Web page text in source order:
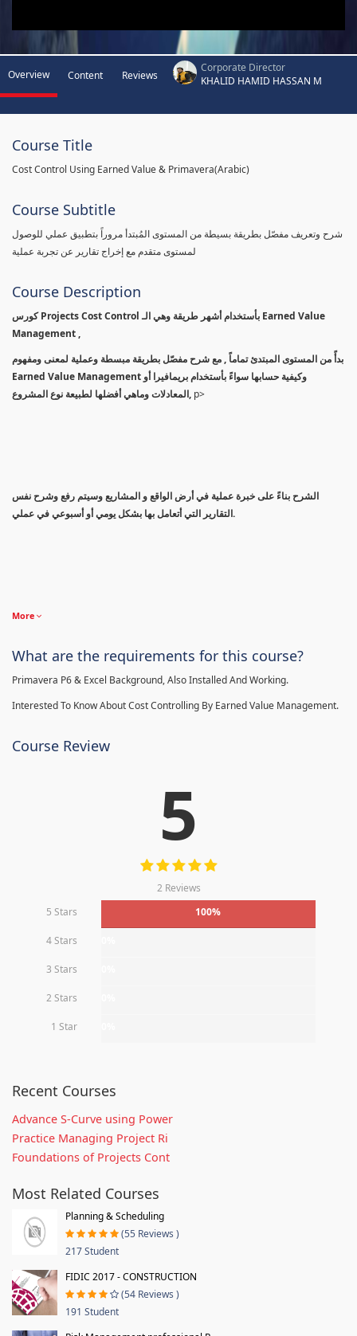
Overview Content Reviews
Corporate Director
KHALID HAMID HASSAN M
Course Title
Cost Control Using Earned Value & Primavera(Arabic)
Course Subtitle
شرح وتعريف مفصّل بطريقة بسيطة من المستوى المُبتدأ مروراً بتطبيق عملي للوصول
لمستوى متقدم مع إخراج تقارير عن تجربة عملية
Course Description
كورس Projects Cost Control بأستخدام أشهر طريقة وهي الـ Earned Value
Management ,
بدأً من المستوى المبتدئ تماماً , مع شرح مفصّل بطريقة مبسطة وعملية لمعنى ومفهوم
Earned Value Management وكيفية حسابها سواءً بأستخدام بريمافيرا أو
المعادلات وماهي أفضلها لطبيعة نوع المشروع, p>
الشرح بناءً على خبرة عملية في أرض الواقع و المشاريع وسيتم رفع وشرح نفس
التقارير التي أتعامل بها بشكل يومي أو أسبوعي في عملي.
More
What are the requirements for this course?
Primavera P6 & Excel Background, Also Installed And Working.
Interested To Know About Cost Controlling By Earned Value Management.
Course Review
5
2 Reviews
5 Stars
100%
4 Stars
3 Stars
2 Stars
1 Star
Recent Courses
Advance S-Curve using Power
Practice Managing Project Ri
Foundations of Projects Cont
Most Related Courses
Planning & Scheduling
(55 Reviews )
217 Student
FIDIC 2017 - CONSTRUCTION
(54 Reviews )
191 Student